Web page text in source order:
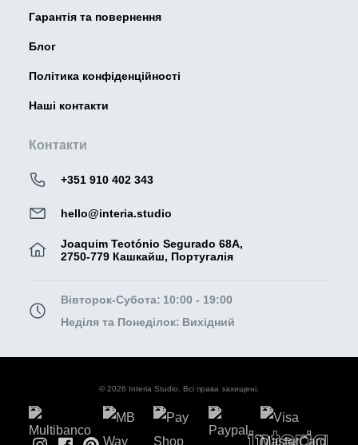
Гарантія та повернення
Блог
Політика конфіденційності
Наші контакти
Контакти
+351 910 402 343
hello@interia.studio
Joaquim Teotónio Segurado 68A,
2750-779 Кашкайш, Португалія
Вівторок-Субота: 10:00 - 19:00
Неділя та Понеділок: Вихідний
© 2026 Interia Studio. Всі права захищені.